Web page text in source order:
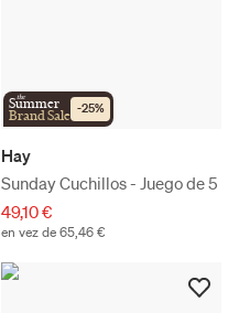
the
Summer
Brand Sale -25%
Hay
Sunday Cuchillos - Juego de 5
49,10 €
en vez de 65,46 €